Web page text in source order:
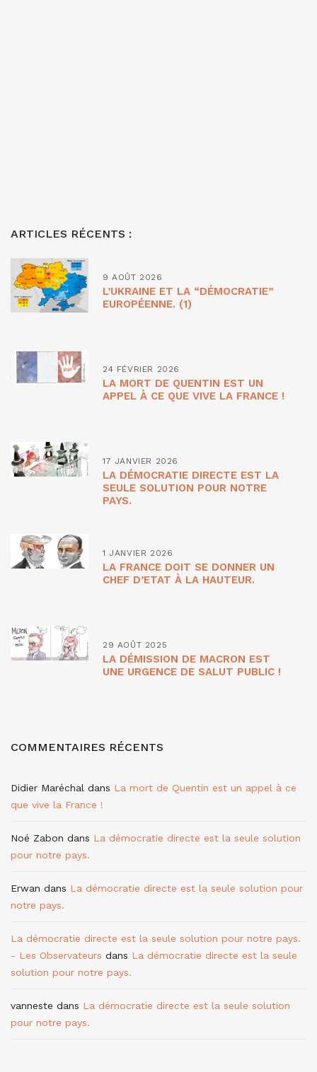
ARTICLES RÉCENTS :
9 AOÛT 2026
L’UKRAINE ET LA “DÉMOCRATIE”
EUROPÉENNE. (1)
24 FÉVRIER 2026
LA MORT DE QUENTIN EST UN
APPEL À CE QUE VIVE LA FRANCE !
17 JANVIER 2026
LA DÉMOCRATIE DIRECTE EST LA
SEULE SOLUTION POUR NOTRE
PAYS.
1 JANVIER 2026
LA FRANCE DOIT SE DONNER UN
CHEF D’ETAT À LA HAUTEUR.
29 AOÛT 2025
LA DÉMISSION DE MACRON EST
UNE URGENCE DE SALUT PUBLIC !
COMMENTAIRES RÉCENTS
Didier Maréchal dans La mort de Quentin est un appel à ce
que vive la France !
Noé Zabon dans La démocratie directe est la seule solution
pour notre pays.
Erwan dans La démocratie directe est la seule solution pour
notre pays.
La démocratie directe est la seule solution pour notre pays.
- Les Observateurs dans La démocratie directe est la seule
solution pour notre pays.
vanneste dans La démocratie directe est la seule solution
pour notre pays.